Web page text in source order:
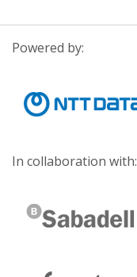
Powered by:
In collaboration with: